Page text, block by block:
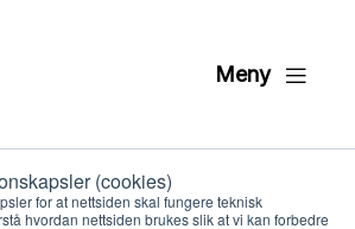
(cookies)
for at nettsiden skal fungere teknisk
hvordan nettsiden brukes slik at vi kan forbedre
Meny